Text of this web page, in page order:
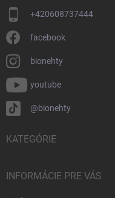
+420608737444
facebook
bionehty
youtube
@bionehty
KATEGÓRIE
INFORMÁCIE PRE VÁS